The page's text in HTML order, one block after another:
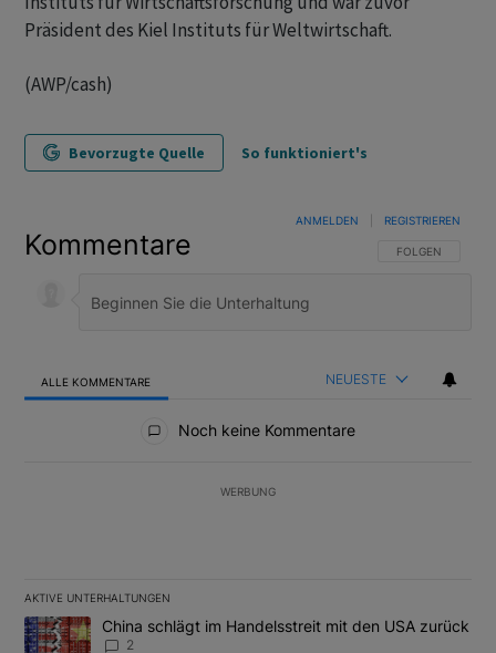
Präsident des Kiel Instituts für Weltwirtschaft.
(AWP/cash)
Bevorzugte Quelle So funktioniert's
Kommentare FOLGE DIESER
FOLGEN
ANMELDEN REGISTRIEREN
ALLE KOMMENTARE NEUESTE
Noch keine Kommentare
WERBUNG
AKTIVE UNTERHALTUNGEN
Das Folgende ist eine Liste der am meisten kommentierten
Ein Trendartikel mit dem Titel "China schlägt im Handelsstreit
China schlägt im Handelsstreit mit den USA zurück
2